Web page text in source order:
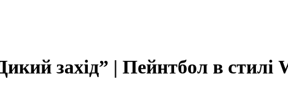
захід” | Пейнтбол в стилі